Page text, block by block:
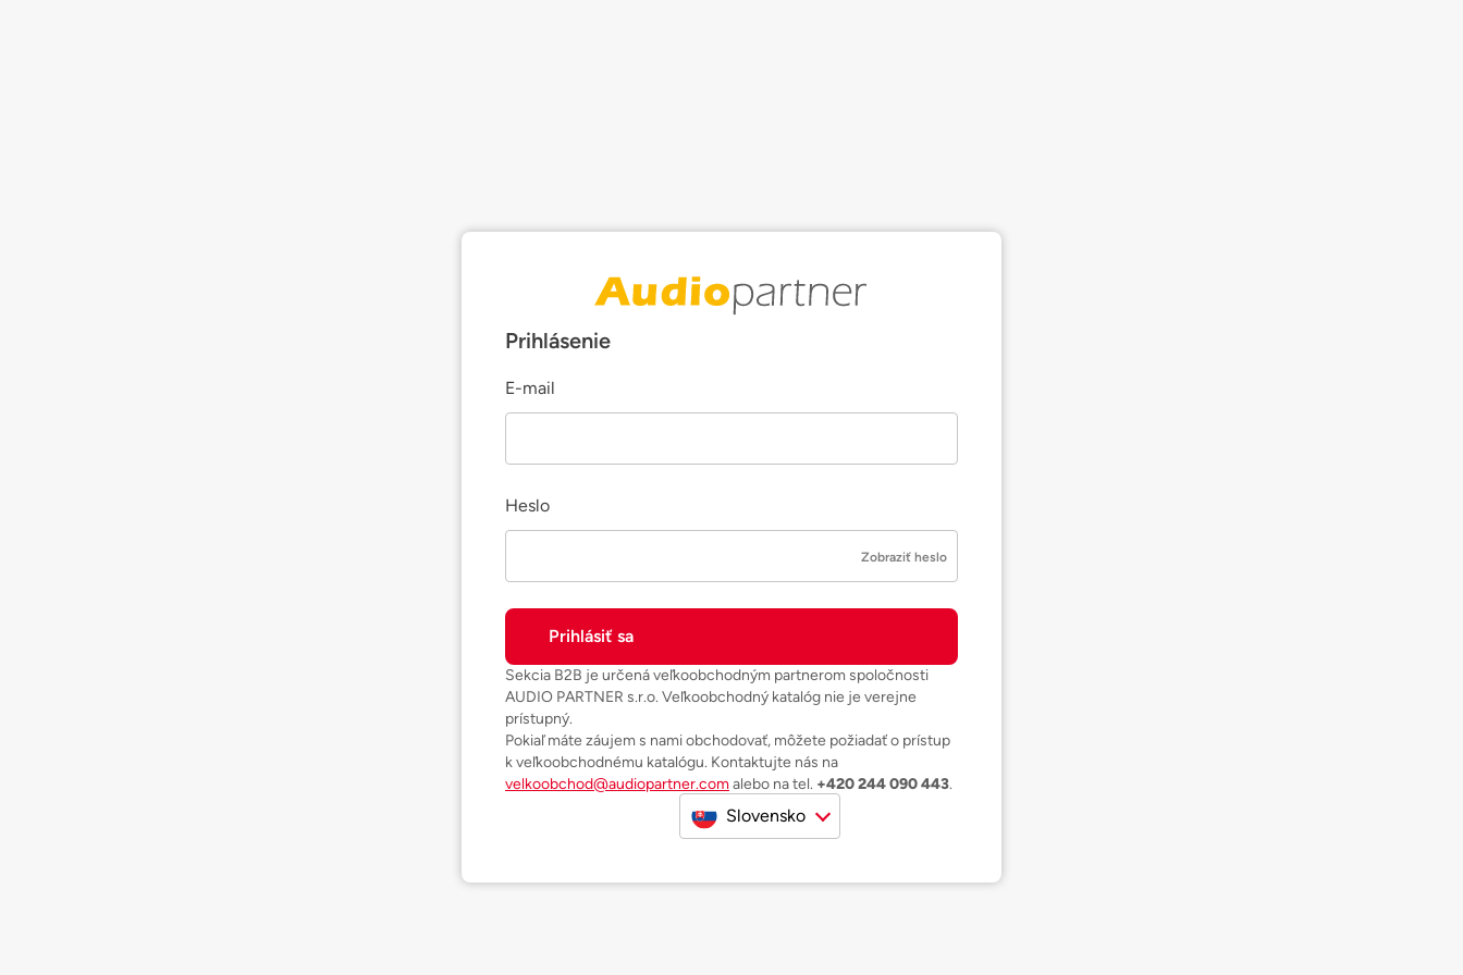
Prihlásenie
E-mail
Heslo
Zobraziť heslo
Sekcia B2B je určená veľkoobchodným partnerom spoločnosti
AUDIO PARTNER s.r.o. Veľkoobchodný katalóg nie je verejne
prístupný.
Pokiaľ máte záujem s nami obchodovať, môžete požiadať o prístup
k veľkoobchodnému katalógu. Kontaktujte nás na
velkoobchod@audiopartner.comalebo na tel. +420 244 090 443.
Slovensko